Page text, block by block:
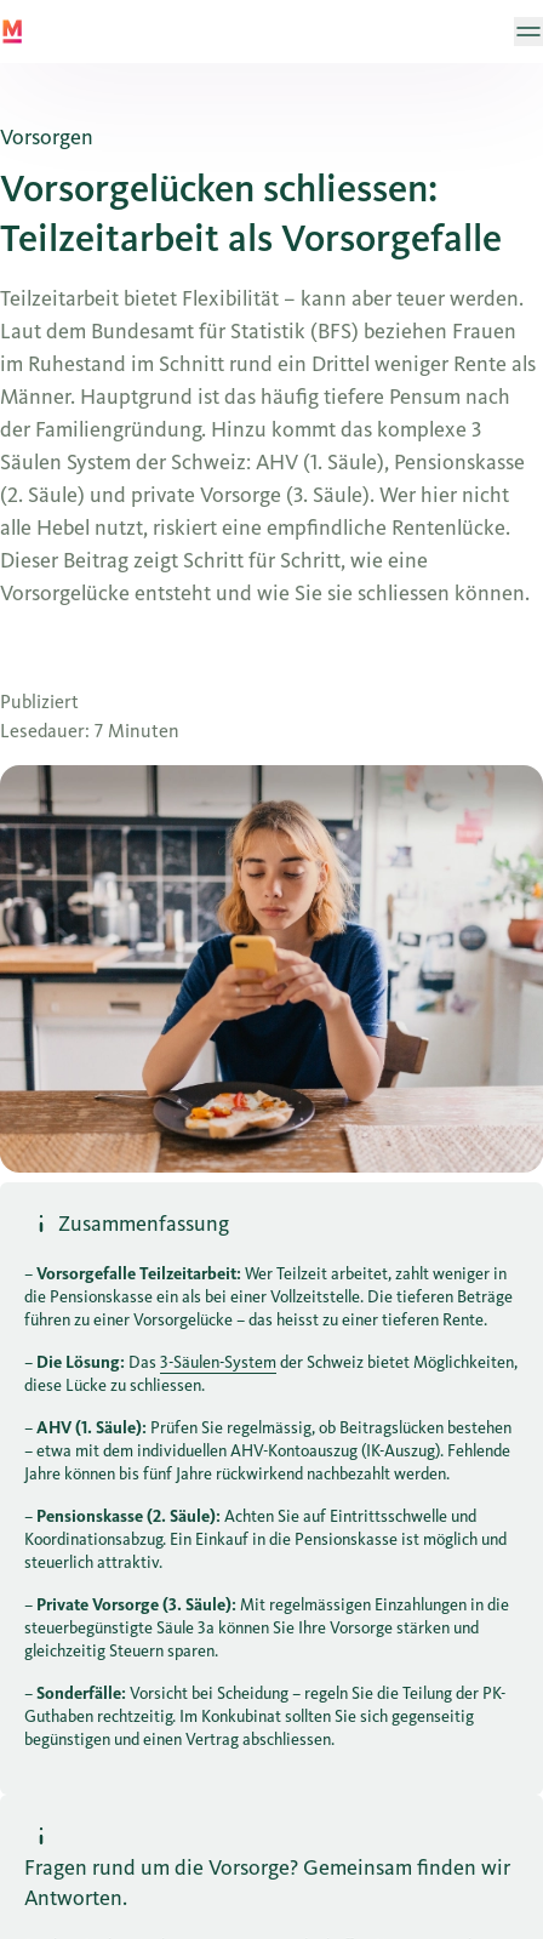
Vorsorgen
Vorsorgelücken schliessen:
Teilzeitarbeit als Vorsorgefalle
Teilzeitarbeit bietet Flexibilität – kann aber teuer werden.
Laut dem Bundesamt für Statistik (BFS) beziehen Frauen
im Ruhestand im Schnitt rund ein Drittel weniger Rente als
Männer. Hauptgrund ist das häufig tiefere Pensum nach
der Familiengründung. Hinzu kommt das komplexe 3
Säulen System der Schweiz: AHV (1. Säule), Pensionskasse
(2. Säule) und private Vorsorge (3. Säule). Wer hier nicht
alle Hebel nutzt, riskiert eine empfindliche Rentenlücke.
Dieser Beitrag zeigt Schritt für Schritt, wie eine
Vorsorgelücke entsteht und wie Sie sie schliessen können.
Publiziert
Lesedauer: 7 Minuten
Zusammenfassung
–Vorsorgefalle Teilzeitarbeit: Wer Teilzeit arbeitet, zahlt weniger in
die Pensionskasse ein als bei einer Vollzeitstelle. Die tieferen Beträge
führen zu einer Vorsorgelücke – das heisst zu einer tieferen Rente.
– Die Lösung: Das 3-Säulen-Systemder Schweiz bietet Möglichkeiten,
diese Lücke zu schliessen.
–AHV (1. Säule): Prüfen Sie regelmässig, ob Beitragslücken bestehen
– etwa mit dem individuellen AHV-Kontoauszug (IK-Auszug). Fehlende
Jahre können bis fünf Jahre rückwirkend nachbezahlt werden.
– Pensionskasse (2. Säule): Achten Sie auf Eintrittsschwelle und
Koordinationsabzug. Ein Einkauf in die Pensionskasse ist möglich und
steuerlich attraktiv.
– Private Vorsorge (3. Säule): Mit regelmässigen Einzahlungen in die
steuerbegünstigte Säule 3a können Sie Ihre Vorsorge stärken und
gleichzeitig Steuern sparen.
–Sonderfälle: Vorsicht bei Scheidung – regeln Sie die Teilung der PK-
Guthaben rechtzeitig. Im Konkubinat sollten Sie sich gegenseitig
begünstigen und einen Vertrag abschliessen.
Fragen rund um die Vorsorge? Gemeinsam finden wir
Antworten.